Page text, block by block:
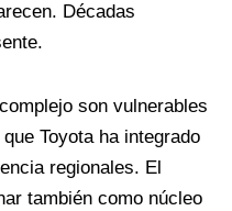
Décadas
son vulnerables
Toyota ha integrado
regionales. El
también como núcleo